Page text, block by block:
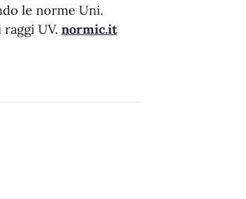
le norme Uni.
UV. normic.it